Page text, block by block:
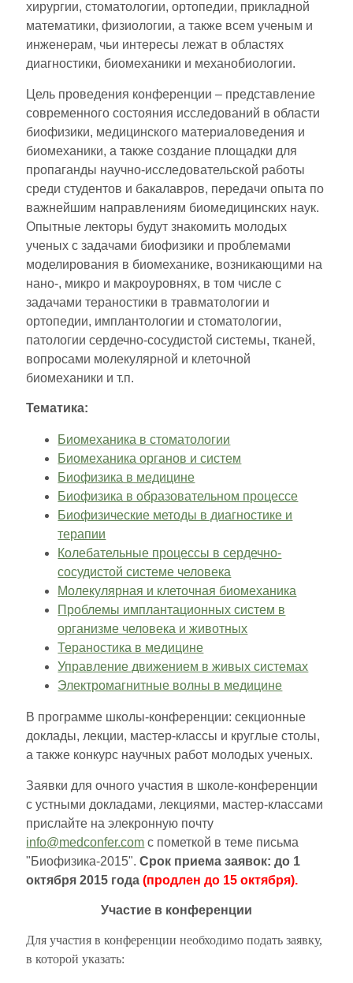
хирургии, стоматологии, ортопедии, прикладной
математики, физиологии, а также всем ученым и
инженерам, чьи интересы лежат в областях
диагностики, биомеханики и механобиологии.
Цель проведения конференции – представление
современного состояния исследований в области
биофизики, медицинского материаловедения и
биомеханики, а также создание площадки для
пропаганды научно-исследовательской работы
среди студентов и бакалавров, передачи опыта по
важнейшим направлениям биомедицинских наук.
Опытные лекторы будут знакомить молодых
ученых с задачами биофизики и проблемами
моделирования в биомеханике, возникающими на
нано-, микро и макроуровнях, в том числе с
задачами тераностики в травматологии и
ортопедии, имплантологии и стоматологии,
патологии сердечно-сосудистой системы, тканей,
вопросами молекулярной и клеточной
биомеханики и т.п.
Тематика:
Биомеханика в стоматологии
Биомеханика органов и систем
Биофизика в медицине
Биофизика в образовательном процессе
Биофизические методы в диагностике и
терапии
Колебательные процессы в сердечно-
сосудистой системе человека
Молекулярная и клеточная биомеханика
Проблемы имплантационных систем в
организме человека и животных
Тераностика в медицине
Управление движением в живых системах
Электромагнитные волны в медицине
В программе школы-конференции: секционные
доклады, лекции, мастер-классы и круглые столы,
а также конкурс научных работ молодых ученых.
Заявки для очного участия в школе-конференции
с устными докладами, лекциями, мастер-классами
прислайте на элекронную почту
info@medconfer.com с пометкой в теме письма
"Биофизика-2015".Срок приема заявок: до 1
октября 2015 года(продлен до 15 октября).
Участие в конференции
Для участия в конференции необходимо подать заявку,
в которой указать: